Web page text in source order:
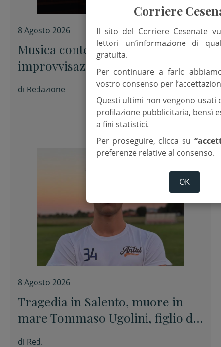
8 Agosto 2026
Musica contemporanea e
improvvisazione alla Fondazione
Tito Balestra di Longiano
di Redazione
8 Agosto 2026
Tragedia in Salento, muore in
mare Tommaso Ugolini, figlio del
primario di Chirurgia e nipote
di Red.
Corriere
Il sito del Corriere Cesenate
lettori un’informazione di
gratuita.
Per continuare a farlo
vostro consenso per
Questi ultimi non vengono usati
profilazione pubblicitaria, bensì
a fini statistici.
Per proseguire, clicca su
preferenze relative al consenso.
OK